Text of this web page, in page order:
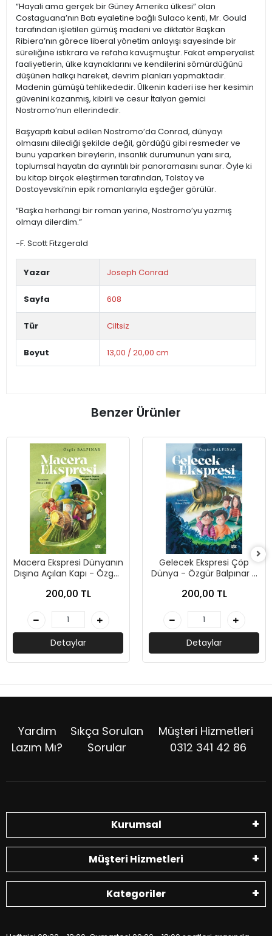
“Hayali ama gerçek bir Güney Amerika ülkesi” olan
Costaguana’nın Batı eyaletine bağlı Sulaco kenti, Mr. Gould
tarafından işletilen gümüş madeni ve diktatör Başkan
Ribiera’nın görece liberal yönetim anlayışı sayesinde bir
süreliğine istikrara ve refaha kavuşmuştur. Fakat emperyalist
faaliyetlerin, ülke kaynaklarını ve kendilerini sömürdüğünü
düşünen halkçı hareket, devrim planları yapmaktadır.
Madenin gümüşü tehlikededir. Ülkenin kaderi ise her kesimin
güvenini kazanmış, kibirli ve cesur İtalyan gemici
Nostromo’nun ellerindedir.
Başyapıtı kabul edilen Nostromo’da Conrad, dünyayı
olmasını dilediği şekilde değil, gördüğü gibi resmeder ve
bunu yaparken bireylerin, insanlık durumunun yanı sıra,
toplumsal hayatın da ayrıntılı bir panoramasını sunar. Öyle ki
bu kitap birçok eleştirmen tarafından, Tolstoy ve
Dostoyevski’nin epik romanlarıyla eşdeğer görülür.
“Başka herhangi bir roman yerine, Nostromo’yu yazmış
olmayı dilerdim.”
-F. Scott Fitzgerald
Yazar Joseph Conrad
Sayfa 608
Tür Ciltsiz
Boyut 13,00 / 20,00 cm
Benzer Ürünler
Macera Ekspresi Dünyanın
Dışına Açılan Kapı - Özgür
200,00 TL
Detaylar
Gelecek Ekspresi Çöp
Dünya - Özgür Balpınar -
200,00 TL
Detaylar
Yardım
Lazım Mı?
Sıkça Sorulan
Sorular
Müşteri Hizmetleri
0312 341 42 86
Kurumsal
Müşteri Hizmetleri
Kategoriler